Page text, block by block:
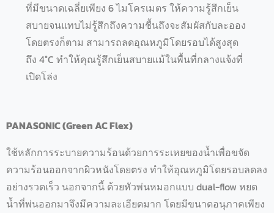
ที่มีขนาดเฉลี่ยเพียง 6 ไมโครเมตร ให้ความรู้สึกเย็น
สบายจนแทบไม่รู้สึกถึงความชื้นถึงจะสัมผัสกับละออง
โดยตรงก็ตาม สามารถลดอุณหภูมิโดยรอบได้สูงสุด
ถึง 4°C ทำให้คุณรู้สึกเย็นสบายแม้ในพื้นที่กลางแจ้งที่
เปิดโล่ง
PANASONIC (Green AC Flex)
ใช้หลักการระบายความร้อนด้วยการระเหยของน้ำเพื่อขจัด
ความร้อนออกจากผิวหนังโดยตรง ทำให้อุณหภูมิโดยรอบลดลง
อย่างรวดเร็ว นอกจากนี้ ด้วยหัวพ่นหมอกแบบ dual-flow หยด
น้ำที่พ่นออกมาจึงมีความละเอียดมาก โดยมีขนาดอนุภาคเพียง